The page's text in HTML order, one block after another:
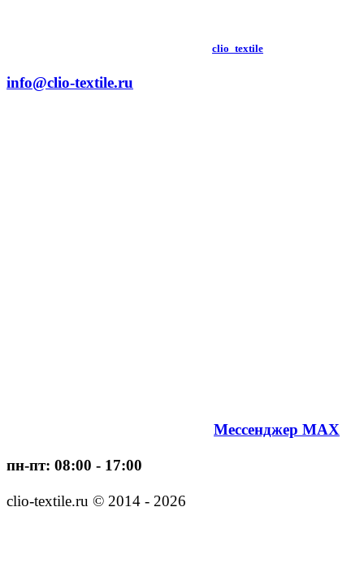
clio_textile
info@clio-textile.ru
Мессенджер MAX
пн-пт: 08:00 - 17:00
clio-textile.ru © 2014 - 2026